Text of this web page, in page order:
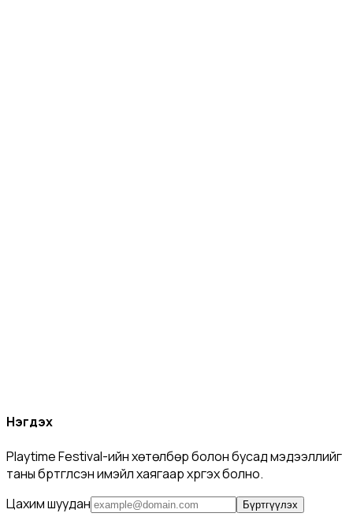
Нэгдэх
Playtime Festival-ийн хөтөлбөр болон бусад мэдээллийг
таны бүртгүүлсэн имэйл хаягаар хүргэх болно.
Цахим шуудан
Бүртгүүлэх